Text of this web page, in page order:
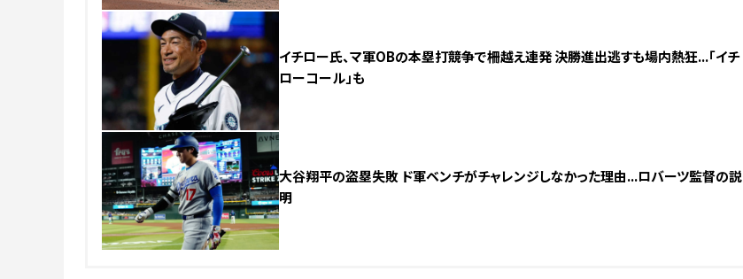
イチロー氏、マ軍OBの本塁打競争で柵越え連発 決勝進出逃すも場内熱狂...「イチ
ローコール」も
大谷翔平の盗塁失敗 ド軍ベンチがチャレンジしなかった理由...ロバーツ監督の説
明